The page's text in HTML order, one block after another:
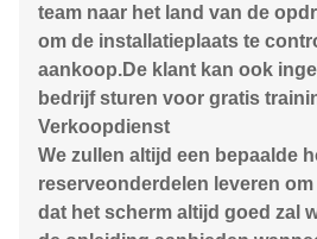
team naar het land van de
om de installatieplaats te
aankoop.De klant kan ook
bedrijf sturen voor gratis
Verkoopdienst
We zullen altijd een bepaalde
reserveonderdelen leveren
dat het scherm altijd goed zal